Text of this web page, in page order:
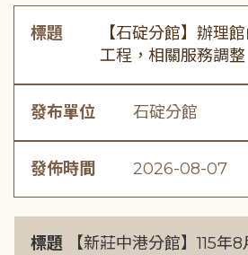
標題
【石碇分館】辦理
工程，相關服務調整
發布單位 石碇分館
發佈時間 2026-08-07
標題
【新莊中港分館】115年